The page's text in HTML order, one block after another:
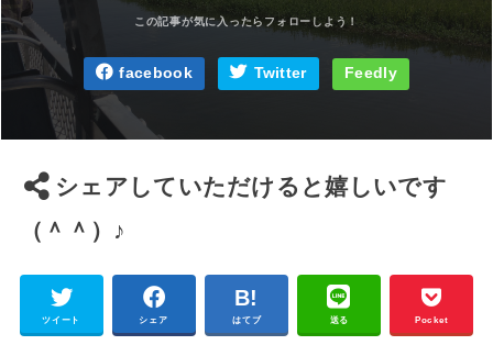
facebook Twitter Feedly
シェアしていただけると嬉しいです
（＾＾）♪
ツイート シェア はてブ 送る Pocket